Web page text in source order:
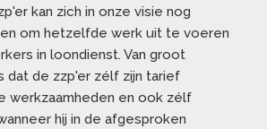
kan zich in onze visie nog
om hetzelfde werk uit te voeren
in loondienst. Van groot
dat de zzp'er zélf zijn tarief
werkzaamheden en ook zélf
hij in de afgesproken